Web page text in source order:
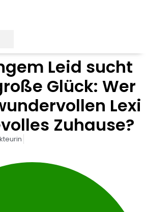
Leid sucht
Glück: Wer
Lexi
Zuhause?